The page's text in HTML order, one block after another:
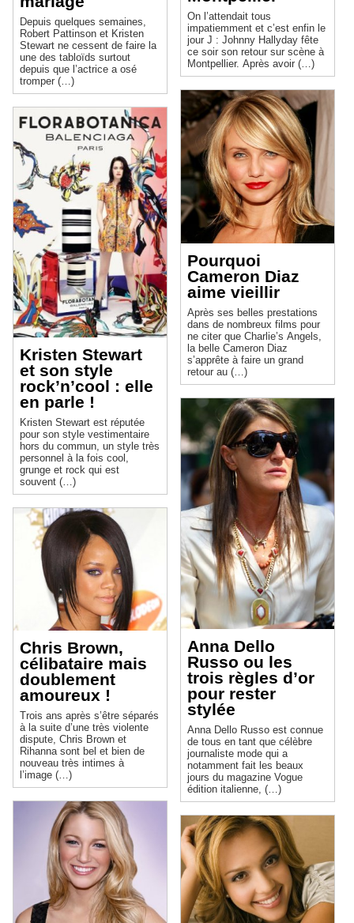
Depuis quelques semaines,
Robert Pattinson et Kristen
Stewart ne cessent de faire la
une des tabloïds surtout
depuis que l’actrice a osé
tromper (…)
Kristen Stewart
et son style
rock’n’cool : elle
en parle !
Kristen Stewart est réputée
pour son style vestimentaire
hors du commun, un style très
personnel à la fois cool,
grunge et rock qui est
souvent (…)
Chris Brown,
célibataire mais
doublement
amoureux !
Trois ans après s’être séparés
à la suite d’une très violente
dispute, Chris Brown et
Rihanna sont bel et bien de
nouveau très intimes à
l’image (…)
On l’attendait tous
impatiemment et c’est enfin le
jour J : Johnny Hallyday fête
ce soir son retour sur scène à
Montpellier. Après avoir (…)
Pourquoi
Cameron Diaz
aime vieillir
Après ses belles prestations
dans de nombreux films pour
ne citer que Charlie’s Angels,
la belle Cameron Diaz
s’apprête à faire un grand
retour au (…)
Anna Dello
Russo ou les
trois règles d’or
pour rester
stylée
Anna Dello Russo est connue
de tous en tant que célèbre
journaliste mode qui a
notamment fait les beaux
jours du magazine Vogue
édition italienne, (…)